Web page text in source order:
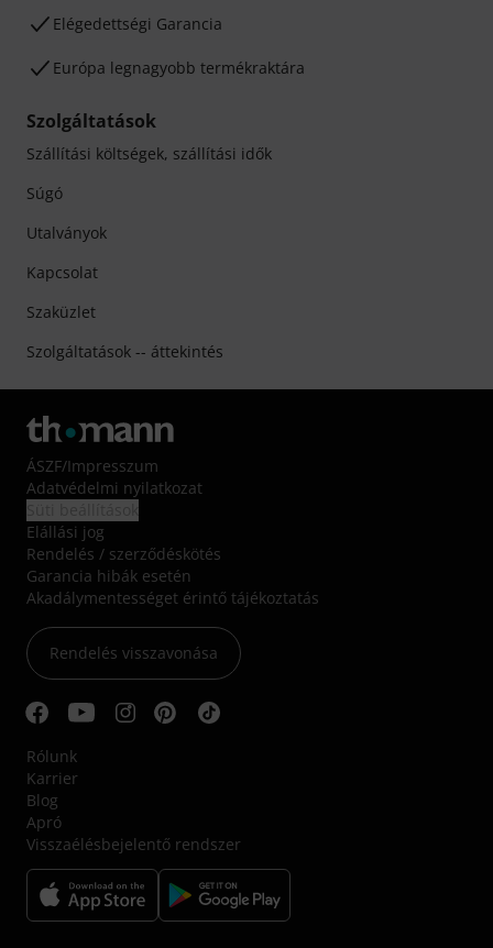
Elégedettségi Garancia
Európa legnagyobb termékraktára
Szolgáltatások
Szállítási költségek, szállítási idők
Súgó
Utalványok
Kapcsolat
Szaküzlet
Szolgáltatások -- áttekintés
ÁSZF/Impresszum
Adatvédelmi nyilatkozat
Elállási jog
Rendelés / szerződéskötés
Garancia hibák esetén
Akadálymentességet érintő tájékoztatás
Rendelés visszavonása
Rólunk
Karrier
Blog
Apró
Visszaélésbejelentő rendszer